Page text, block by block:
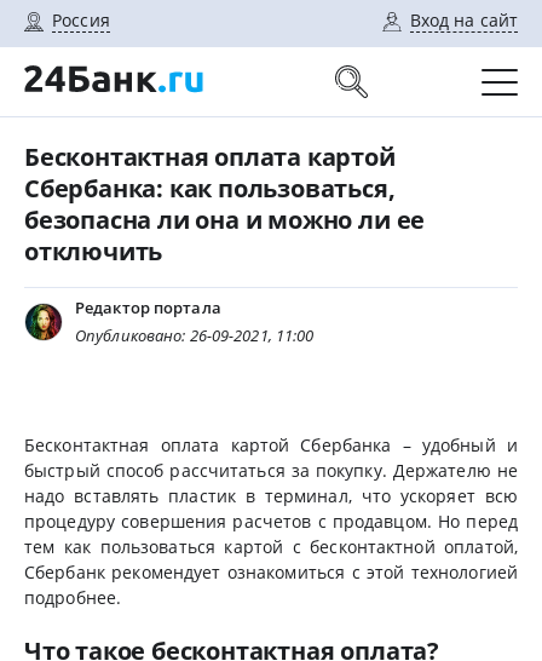
Россия Вход на сайт
Бесконтактная оплата картой
Сбербанка: как пользоваться,
безопасна ли она и можно ли ее
отключить
Редактор портала
Опубликовано: 26-09-2021, 11:00
Бесконтактная оплата картой Сбербанка – удобный и
быстрый способ рассчитаться за покупку. Держателю не
надо вставлять пластик в терминал, что ускоряет всю
процедуру совершения расчетов с продавцом. Но перед
тем как пользоваться картой с бесконтактной оплатой,
Сбербанк рекомендует ознакомиться с этой технологией
подробнее.
Что такое бесконтактная оплата?